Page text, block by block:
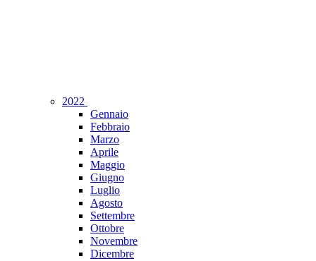
2022
Gennaio
Febbraio
Marzo
Aprile
Maggio
Giugno
Luglio
Agosto
Settembre
Ottobre
Novembre
Dicembre